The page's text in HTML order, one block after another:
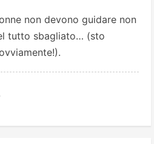
non devono guidare non
tutto sbagliato… (sto